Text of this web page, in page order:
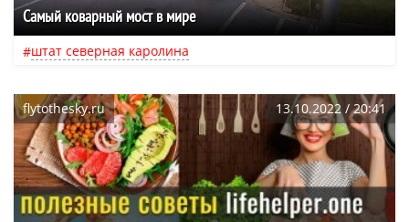
Самый коварный мост в мире
штат северная каролина
flytothesky.ru 13.10.2022 / 20:41